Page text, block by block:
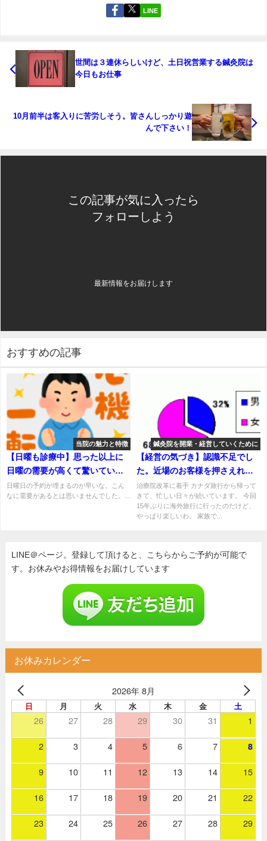
LINE
世間は３連休らしいけど、土日祝営業する鍼灸院は
今日もお仕事
10月前半は客入りに苦労しそう。皆さんしっかり遊
んで下さい！
この記事が気に入ったら
フォローしよう
最新情報をお届けします
おすすめの記事
当院の魅力と特徴
【日曜も診療中】思った以上に
日曜の需要が高くて驚いていま
す！
日曜日の予約が埋まるのが早いな。こん
なに需要があるとは思いませんでした。...
鍼灸院を開業・経営していくために
【経営の気づき】認識不足でし
た。近場のお客様を押さえれば
売上は十分
治療院改革に着手 カナダ旅行から帰って
きて、忙しい日々が続いています。 今回
15年ぶりに海外旅行に行ったのだけど、
やっぱり楽しいわ。 家族で...
LINE＠ページ。登録して頂けると、こちらからご予約が可能で
す。お休みやお得情報をお届けしています
お休みカレンダー
2026年 8月
日 月 火 水 木 金 土
26 27 28 29 30 31 1
2 3 4 5 6 7 8
9 10 11 12 13 14 15
16 17 18 19 20 21 22
23 24 25 26 27 28 29